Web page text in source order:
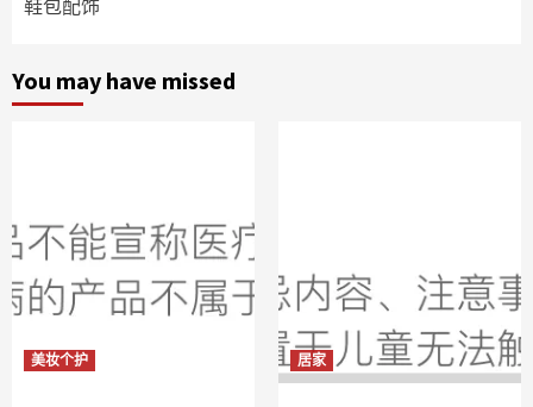
鞋包配饰
You may have missed
美妆个护 居家